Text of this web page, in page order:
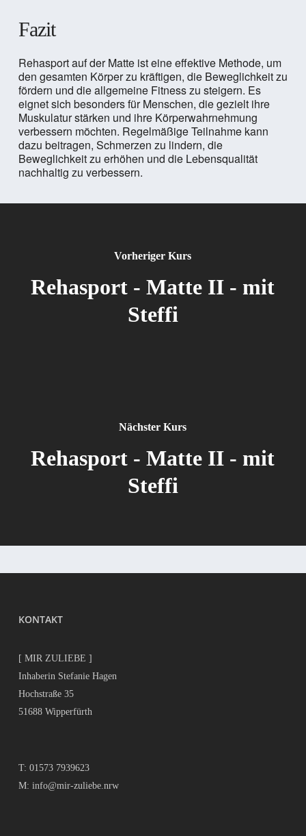
Fazit
Rehasport auf der Matte ist eine effektive Methode, um
den gesamten Körper zu kräftigen, die Beweglichkeit zu
fördern und die allgemeine Fitness zu steigern. Es
eignet sich besonders für Menschen, die gezielt ihre
Muskulatur stärken und ihre Körperwahrnehmung
verbessern möchten. Regelmäßige Teilnahme kann
dazu beitragen, Schmerzen zu lindern, die
Beweglichkeit zu erhöhen und die Lebensqualität
nachhaltig zu verbessern.
Vorheriger Kurs
Rehasport - Matte II - mit
Steffi
Nächster Kurs
Rehasport - Matte II - mit
Steffi
KONTAKT
[ MIR ZULIEBE ]
Inhaberin Stefanie Hagen
Hochstraße 35
51688 Wipperfürth
T: 01573 7939623
M: info@mir-zuliebe.nrw